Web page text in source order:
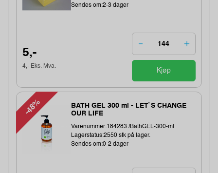
Sendes om:2-3 dager
5,-
4,- Eks. Mva.
Kjøp
-48%
BATH GEL 300 ml - LET`S CHANGE
OUR LIFE
Varenummer:184283 /BathGEL-300-ml
Lagerstatus:2550 stk på lager.
Sendes om:0-2 dager